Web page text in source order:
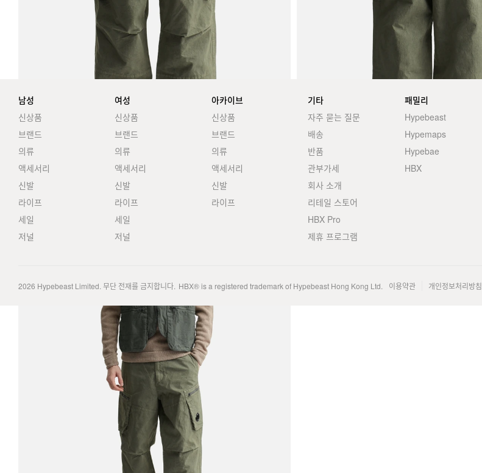
남성
신상품
브랜드
의류
액세서리
신발
라이프
세일
저널
여성
신상품
브랜드
의류
액세서리
신발
라이프
세일
저널
아카이브
신상품
브랜드
의류
액세서리
신발
라이프
기타
자주 묻는 질문
배송
반품
관부가세
회사 소개
리테일 스토어
HBX Pro
제휴 프로그램
패밀리
Hypebeast
Hypemaps
Hypebae
HBX
2026 Hypebeast Limited. 무단 전재를 금지합니다. HBX® is a registered trademark of Hypebeast Hong Kong Ltd. 이용약관 개인정보처리방침